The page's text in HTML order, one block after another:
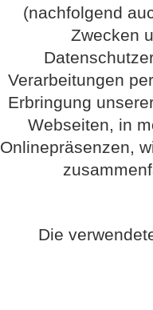
(nachfolgend
Zwecken
Verarbeitungen
Erbringung
Webseiten, in
Onlinepräsenzen,
Die